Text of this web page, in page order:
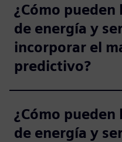
¿Cómo pueden
de energía y
incorporar el
predictivo?
¿Cómo pueden
de energía y